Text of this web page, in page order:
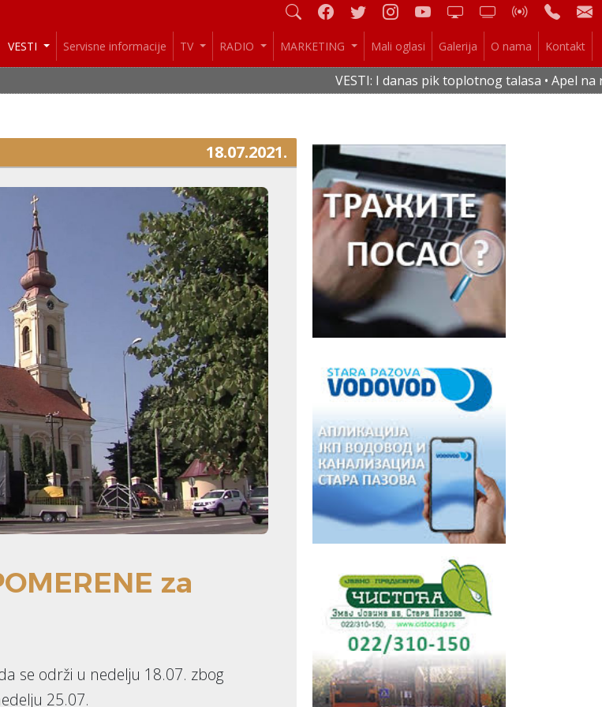
VESTI Servisne informacije TV RADIO MARKETING Mali oglasi Galerija O nama Kontakt
VESTI: I danas pik toplotnog talasa • Apel na
18.07.2021.
za
se održi u nedelju 18.07. zbog
25.07.